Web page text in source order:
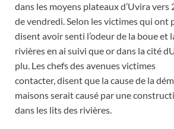
dans les moyens plateaux d’Uvira vers
de vendredi. Selon les victimes qui ont
disent avoir senti l’odeur de la boue et
rivières en ai suivi que or dans la cité
plu. Les chefs des avenues victimes
contacter, disent que la cause de la
maisons serait causé par une
dans les lits des rivières.